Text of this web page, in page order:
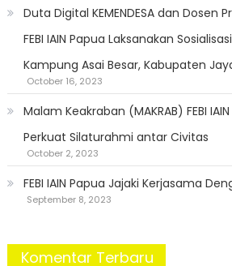
Duta Digital KEMENDESA dan Dosen
FEBI IAIN Papua Laksanakan
Kampung Asai Besar, Kabupaten
October 16, 2023
Malam Keakraban (MAKRAB) FEBI
Perkuat Silaturahmi antar Civitas
October 2, 2023
FEBI IAIN Papua Jajaki Kerjasama
September 8, 2023
Komentar Terbaru